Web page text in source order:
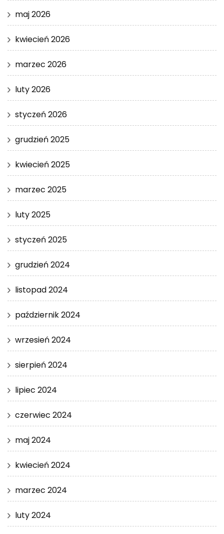
maj 2026
kwiecień 2026
marzec 2026
luty 2026
styczeń 2026
grudzień 2025
kwiecień 2025
marzec 2025
luty 2025
styczeń 2025
grudzień 2024
listopad 2024
październik 2024
wrzesień 2024
sierpień 2024
lipiec 2024
czerwiec 2024
maj 2024
kwiecień 2024
marzec 2024
luty 2024